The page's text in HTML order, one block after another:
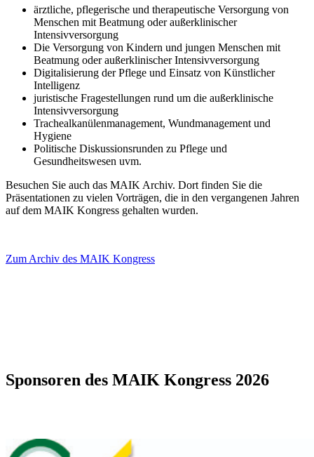
ärztliche, pflegerische und therapeutische Versorgung von
Menschen mit Beatmung oder außerklinischer
Intensivversorgung
Die Versorgung von Kindern und jungen Menschen mit
Beatmung oder außerklinischer Intensivversorgung
Digitalisierung der Pflege und Einsatz von Künstlicher
Intelligenz
juristische Fragestellungen rund um die außerklinische
Intensivversorgung
Trachealkanülenmanagement, Wundmanagement und
Hygiene
Politische Diskussionsrunden zu Pflege und
Gesundheitswesen uvm.
Besuchen Sie auch das MAIK Archiv. Dort finden Sie die
Präsentationen zu vielen Vorträgen, die in den vergangenen Jahren
auf dem MAIK Kongress gehalten wurden.
Zum Archiv des MAIK Kongress
Sponsoren des MAIK Kongress 2026